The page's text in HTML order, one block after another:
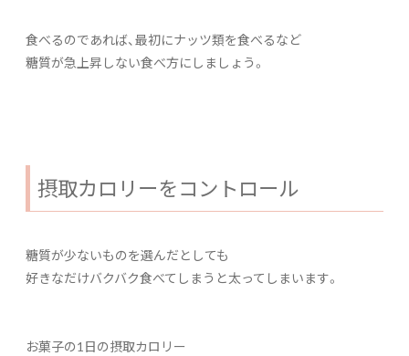
食べるのであれば、最初にナッツ類を食べるなど
糖質が急上昇しない食べ方にしましょう。
摂取カロリーをコントロール
糖質が少ないものを選んだとしても
好きなだけバクバク食べてしまうと太ってしまいます。
お菓子の1日の摂取カロリー